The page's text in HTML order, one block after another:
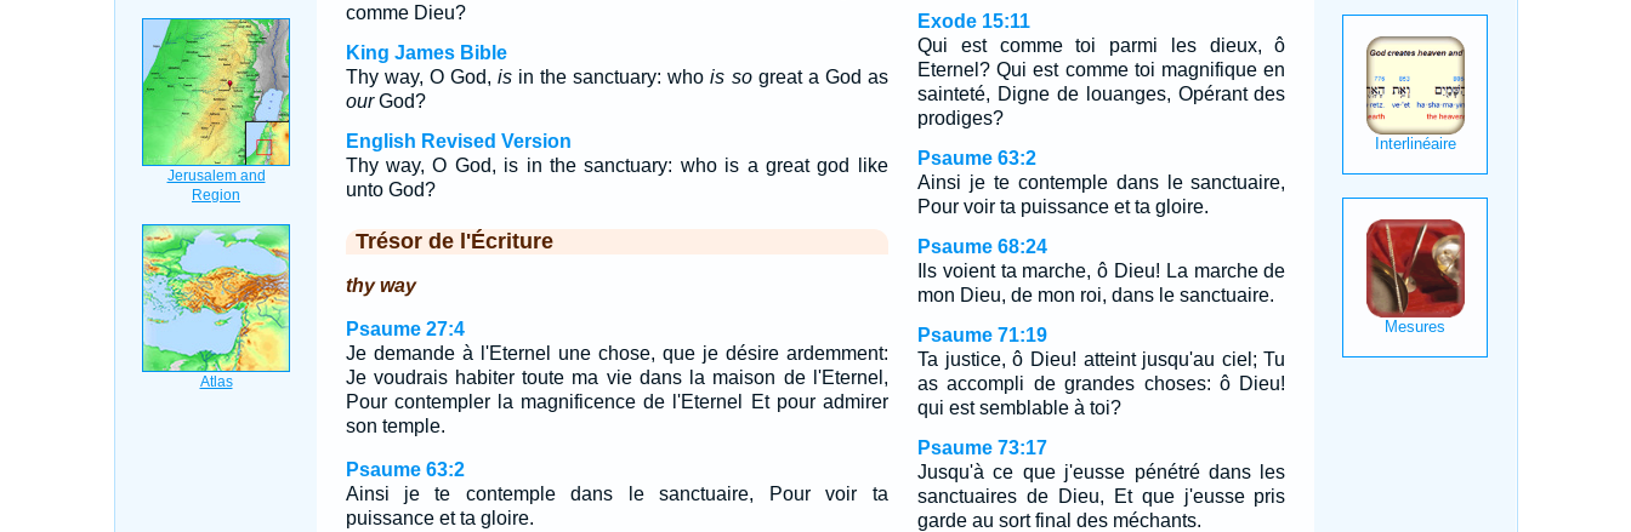
comme Dieu?
King James Bible
Thy way, O God, isin the sanctuary: whois sogreat a God as
ourGod?
English Revised Version
Thy way, O God, is in the sanctuary: who is a great god like
unto God?
Trésor de l'Écriture
thy way
Psaume 27:4
Je demande à l'Eternel une chose, que je désire ardemment:
Je voudrais habiter toute ma vie dans la maison de l'Eternel,
Pour contempler la magnificence de l'Eternel Et pour admirer
son temple.
Psaume 63:2
Ainsi je te contemple dans le sanctuaire, Pour voir ta
puissance et ta gloire.
Exode 15:11
Qui est comme toi parmi les dieux, ô
Eternel? Qui est comme toi magnifique en
sainteté, Digne de louanges, Opérant des
prodiges?
Psaume 63:2
Ainsi je te contemple dans le sanctuaire,
Pour voir ta puissance et ta gloire.
Psaume 68:24
Ils voient ta marche, ô Dieu! La marche de
mon Dieu, de mon roi, dans le sanctuaire.
Psaume 71:19
Ta justice, ô Dieu! atteint jusqu'au ciel; Tu
as accompli de grandes choses: ô Dieu!
qui est semblable à toi?
Psaume 73:17
Jusqu'à ce que j'eusse pénétré dans les
sanctuaires de Dieu, Et que j'eusse pris
garde au sort final des méchants.